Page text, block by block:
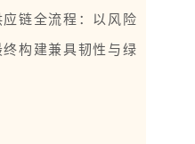
链全流程：以风险
构建兼具韧性与绿